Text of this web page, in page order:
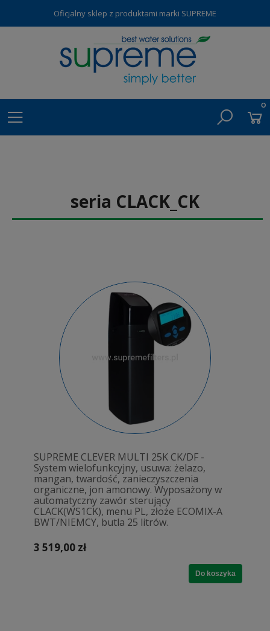
Oficjalny sklep z produktami marki SUPREME
seria CLACK_CK
SUPREME CLEVER MULTI 25K CK/DF -
System wielofunkcyjny, usuwa: żelazo,
mangan, twardość, zanieczyszczenia
organiczne, jon amonowy. Wyposażony w
automatyczny zawór sterujący
CLACK(WS1CK), menu PL, złoże ECOMIX-A
BWT/NIEMCY, butla 25 litrów.
3 519,00 zł
Do koszyka